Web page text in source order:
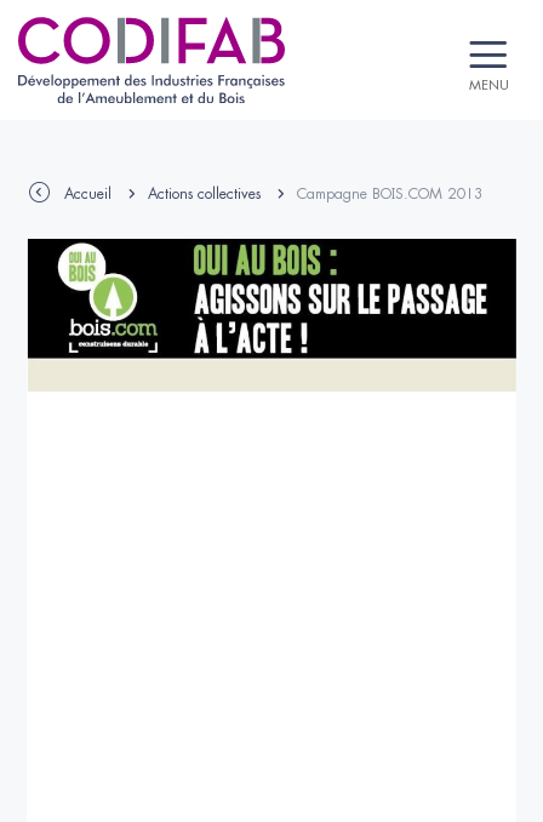
MENU
Accueil Actions collectives Campagne BOIS.COM 2013